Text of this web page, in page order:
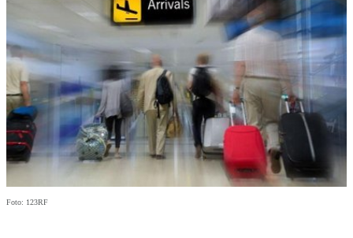
Foto: 123RF